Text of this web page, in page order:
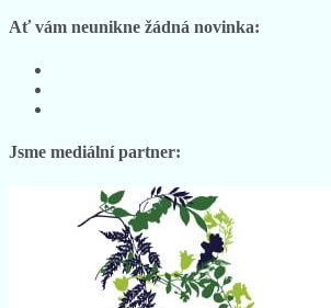
Ať vám neunikne žádná novinka:
Instagramu
na
Jsme mediální partner: